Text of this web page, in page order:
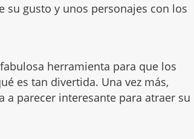
su gusto y unos personajes con los
herramienta para que los
es tan divertida. Una vez más,
a parecer interesante para atraer su